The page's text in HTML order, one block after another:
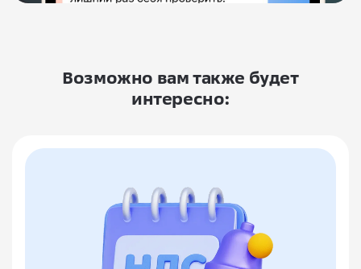
Возможно вам также будет
интересно: